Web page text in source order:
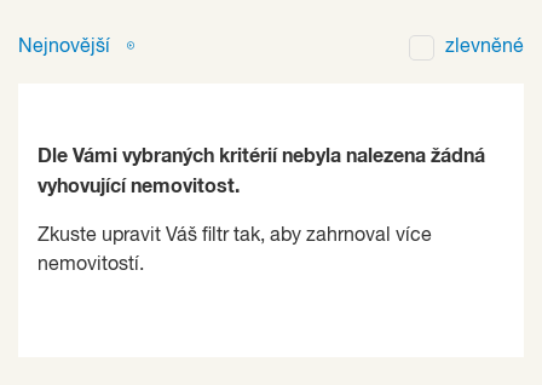
Nejnovější zlevněné
Dle Vámi vybraných kritérií nebyla nalezena žádná
vyhovující nemovitost.
Zkuste upravit Váš filtr tak, aby zahrnoval více
nemovitostí.